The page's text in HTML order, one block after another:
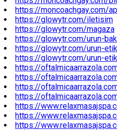
https://moncoachgay.com/
https://glowytr.com/iletisim
https://glowytr.com/magaza
https://glowytr.com/urun-
https://glowytr.com/urun-
https://glowytr.com/urun-
https://
https://
https://
https://
https://
https://
https://